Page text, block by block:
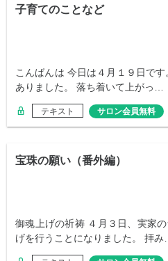
子育てのことなど
こんばんは 今日は４月１９日で
ありました。 落ち着いて上がっ…
テキスト サロン会員無料
宝珠の願い（番外編）
御魂上げの祈祷 ４月３日、実家
げを行うことになりました。 拝